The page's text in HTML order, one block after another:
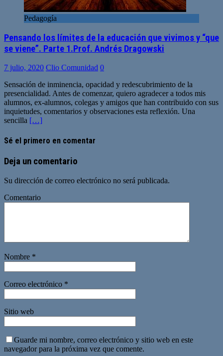
Pedagogía
Pensando los límites de la educación que vivimos y “que
se viene”. Parte 1.Prof. Andrés Dragowski
7 julio, 2020 Clio Comunidad 0
Sensación de inminencia, opacidad y redescubrimiento de la
presencialidad. Antes de comenzar, quiero agradecer a todos mis
alumnos, ex-alumnos, colegas y amigos que han contribuido con sus
inquietudes, comentarios y observaciones esta reflexión. Una
sencilla […]
Sé el primero en comentar
Deja un comentario
Su dirección de correo electrónico no será publicada.
Comentario
Nombre *
Correo electrónico *
Sitio web
Guarde mi nombre, correo electrónico y sitio web en este
navegador para la próxima vez que comente.